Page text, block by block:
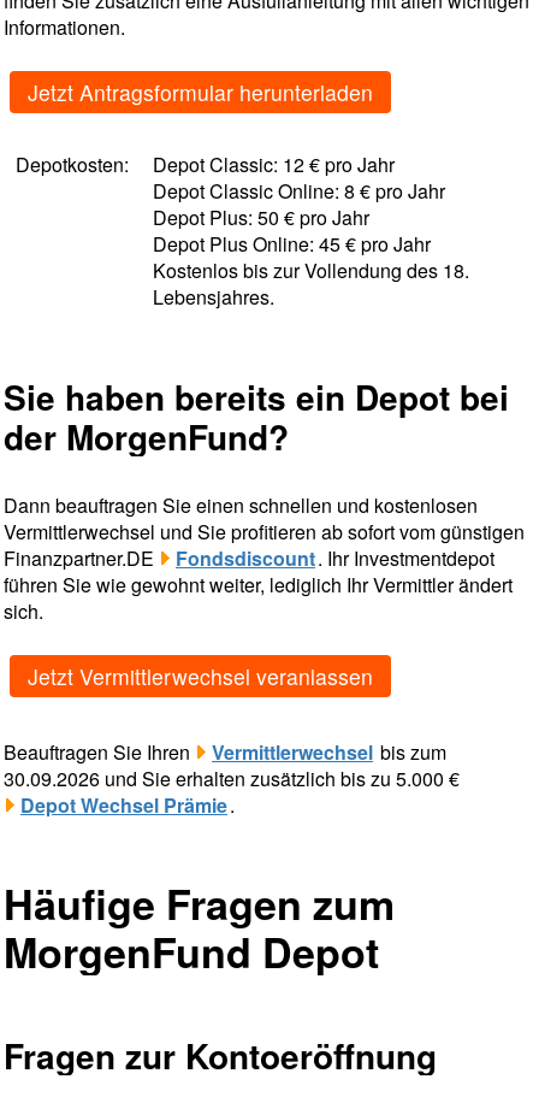
Informationen.
Jetzt Antragsformular herunterladen
Depotkosten:
Depot Classic: 12 € pro Jahr
Depot Classic Online: 8 € pro Jahr
Depot Plus: 50 € pro Jahr
Depot Plus Online: 45 € pro Jahr
Kostenlos bis zur Vollendung des 18.
Lebensjahres.
Sie haben bereits ein Depot bei
der MorgenFund?
Dann beauftragen Sie einen schnellen und kostenlosen
Vermittlerwechsel und Sie profitieren ab sofort vom günstigen
Finanzpartner.DE
Fondsdiscount. Ihr Investmentdepot
führen Sie wie gewohnt weiter, lediglich Ihr Vermittler ändert
sich.
Jetzt Vermittlerwechsel veranlassen
Beauftragen Sie Ihren Vermittlerwechsel bis zum
30.09.2026 und Sie erhalten zusätzlich bis zu 5.000 €
Depot Wechsel Prämie.
Häufige Fragen zum
MorgenFund Depot
Fragen zur Kontoeröffnung